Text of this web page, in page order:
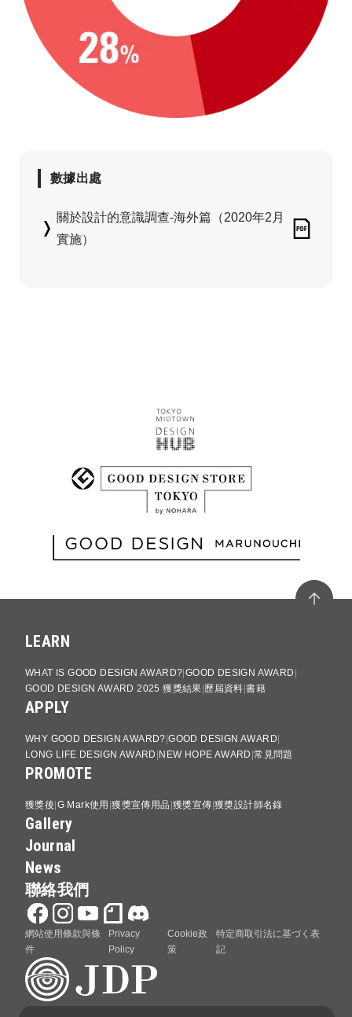
數據出處
關於設計的意識調查-海外篇（2020年2月
實施）
LEARN
WHAT IS GOOD DESIGN AWARD? GOOD DESIGN AWARD
GOOD DESIGN AWARD 2025 獲獎結果 歷屆資料 書籍
APPLY
WHY GOOD DESIGN AWARD? GOOD DESIGN AWARD
LONG LIFE DESIGN AWARD NEW HOPE AWARD 常見問題
PROMOTE
獲獎後 G Mark使用 獲獎宣傳用品 獲獎宣傳 獲獎設計師名錄
Gallery
Journal
News
聯絡我們
網站使用條款與條
件
Privacy
Policy
Cookie政
策
特定商取引法に基づく表
記